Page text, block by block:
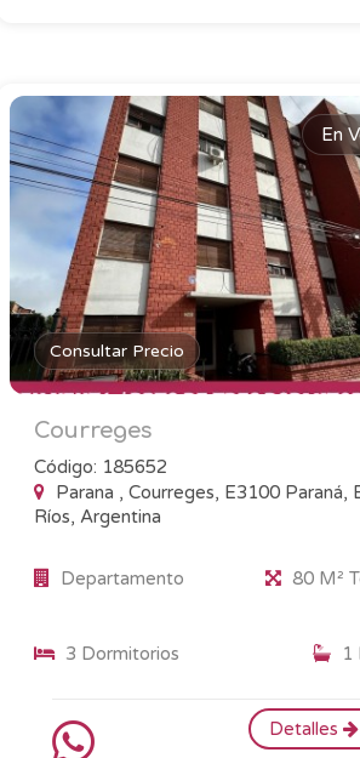
En
Consultar Precio
Courreges
Código: 185652
Parana , Courreges, E3100 Paraná,
Ríos, Argentina
Departamento 80 M²
3 Dormitorios 1
Detalles